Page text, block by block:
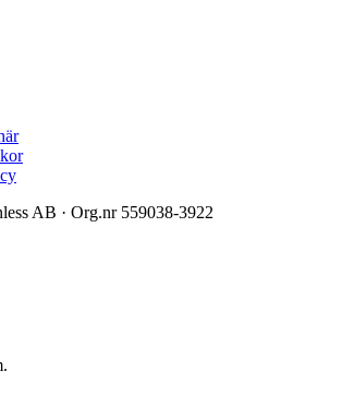
AB · Org.nr 559038-3922